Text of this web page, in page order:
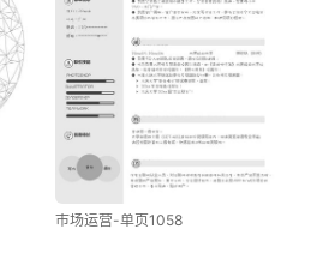
市场运营-单页1058